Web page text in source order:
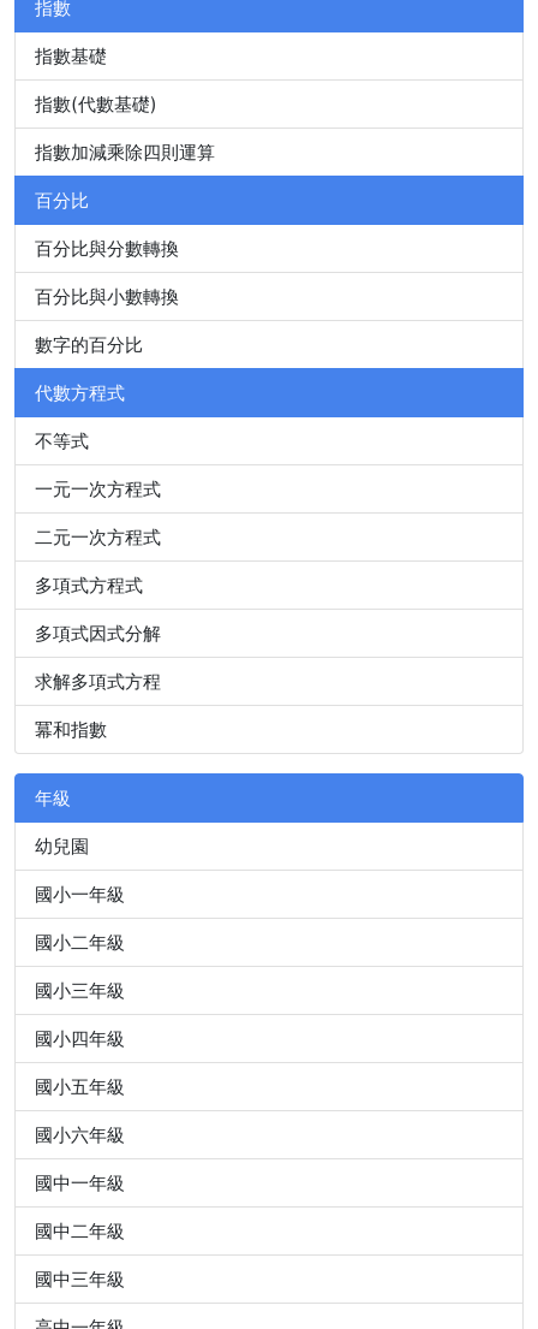
指數
指數基礎
指數(代數基礎)
指數加減乘除四則運算
百分比
百分比與分數轉換
百分比與小數轉換
數字的百分比
代數方程式
不等式
一元一次方程式
二元一次方程式
多項式方程式
多項式因式分解
求解多項式方程
冪和指數
年級
幼兒園
國小一年級
國小二年級
國小三年級
國小四年級
國小五年級
國小六年級
國中一年級
國中二年級
國中三年級